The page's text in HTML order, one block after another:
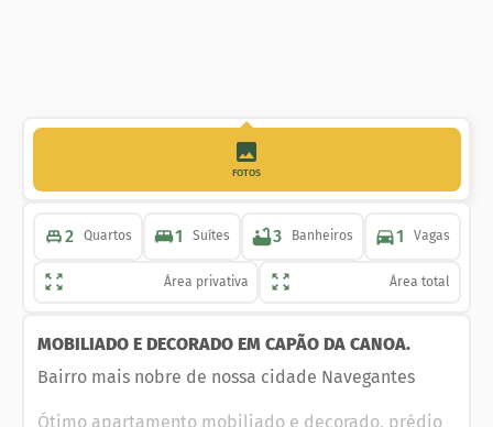
FOTOS
2 Quartos 1 Suítes 3 Banheiros 1 Vagas
Área privativa Área total
MOBILIADO E DECORADO EM CAPÃO DA CANOA.
Bairro mais nobre de nossa cidade Navegantes
Ótimo apartamento mobiliado e decorado, prédio